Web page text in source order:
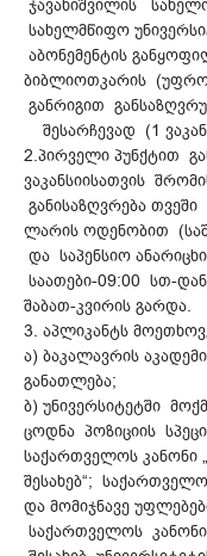
ჯავახიშვილის
სახელმწიფო
აბონემენტის
ბიბლიოთკარის
განრიგით
შესარჩევად (1
2.პირველი პუნქტით
ვაკანსიისათვის
განისაზღვრება
ლარის ოდენობით
და საპენსიო
საათები-09:00 სთ-
შაბათ-კვირის გარდა.
3. აპლიკანტს
ა) ბაკალავრის
განათლება;
ბ) უნივერსიტეტში
ცოდნა პოზიციის
საქართველოს კანონი
შესახებ“;
და მომიჯნავე
საქართველოს